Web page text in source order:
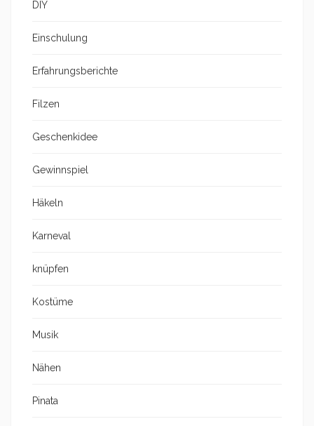
DIY
Einschulung
Erfahrungsberichte
Filzen
Geschenkidee
Gewinnspiel
Häkeln
Karneval
knüpfen
Kostüme
Musik
Nähen
Pinata